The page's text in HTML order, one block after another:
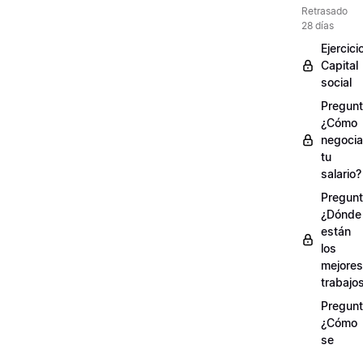
Retrasado
28 días
Capital
social
¿Cómo
tu
salario?
¿Dónde
están
los
mejores
¿Cómo
se